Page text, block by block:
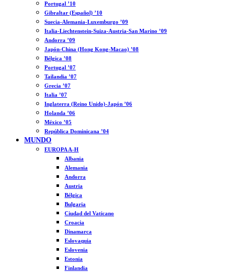
Portugal ’10
Gibraltar (Español) ’10
Suecia-Alemania-Luxemburgo ’09
Italia-Liechtenstein-Suiza-Austria-San Marino ’09
Andorra ’09
Japón-China (Hong Kong-Macao) ’08
Bélgica ’08
Portugal ’07
Tailandia ’07
Grecia ’07
Italia ’07
Inglaterra (Reino Unido)-Japón ’06
Holanda ’06
México ’05
República Dominicana ’04
MUNDO
EUROPA A-H
Albania
Alemania
Andorra
Austria
Bélgica
Bulgaria
Ciudad del Vaticano
Croacia
Dinamarca
Eslovaquia
Eslovenia
Estonia
Finlandia